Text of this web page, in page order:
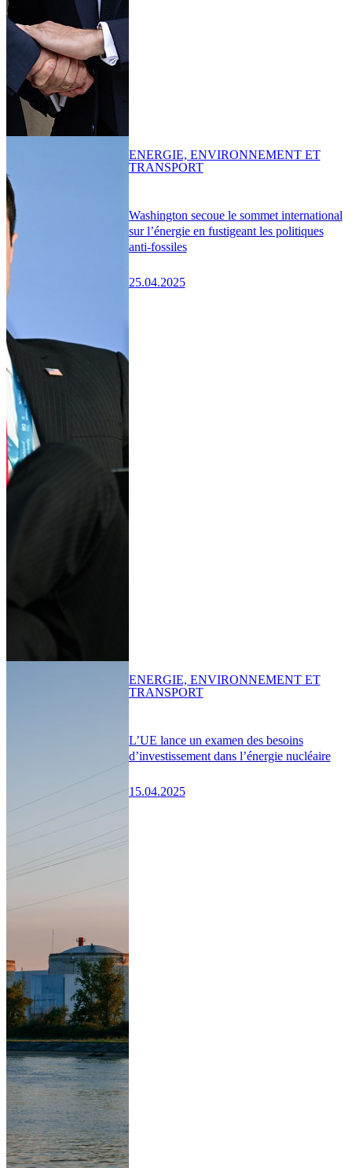
Washington secoue le sommet international
sur l’énergie en fustigeant les politiques
anti-fossiles
25.04.2025
ENERGIE, ENVIRONNEMENT ET
TRANSPORT
L’UE lance un examen des besoins
d’investissement dans l’énergie nucléaire
15.04.2025
ENERGIE, ENVIRONNEMENT ET
TRANSPORT